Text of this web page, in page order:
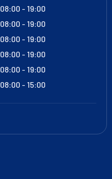
08:00 - 19:00
08:00 - 19:00
08:00 - 19:00
08:00 - 19:00
08:00 - 19:00
08:00 - 15:00